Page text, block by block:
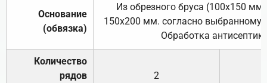
Основание
(обвязка)
Из обрезного бруса (100х150
150х200 мм. согласно выбранному
Обработка
Количество
рядов
2